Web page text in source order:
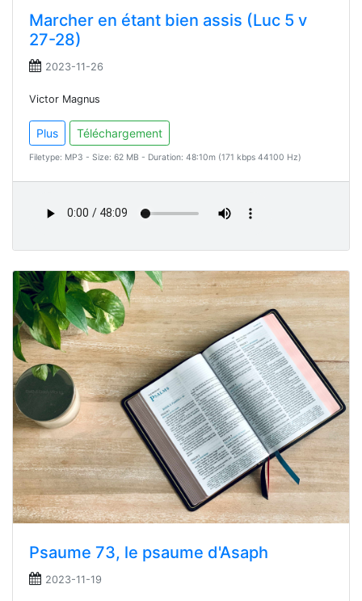
Marcher en étant bien assis (Luc 5 v
27-28)
2023-11-26
Victor Magnus
Plus Téléchargement
Filetype: MP3 - Size: 62 MB - Duration: 48:10m (171 kbps 44100 Hz)
Psaume 73, le psaume d'Asaph
2023-11-19